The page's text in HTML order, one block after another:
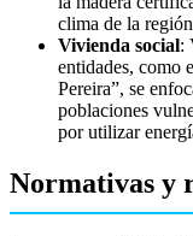
clima de la
Vivienda social:
entidades, como
Pereira”, se
poblaciones
por utilizar
Normativas y